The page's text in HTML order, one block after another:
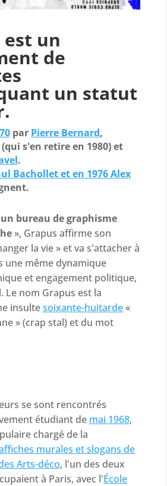
est un
de
un statut
par Pierre Bernard,
s'en retire en 1980) et
.
Bachollet et en 1976 Alex
un bureau de graphisme
», Grapus affirme son
la vie » et va s'attacher à
une même dynamique
et engagement politique,
Le nom Grapus est la
insultesoixante-huitarde«
» (crap stal) et du mot
se sont rencontrés
étudiant de mai 1968,
chargé de la
murales et slogans de
Arts-déco, l'un des deux
à Paris, avec l'École